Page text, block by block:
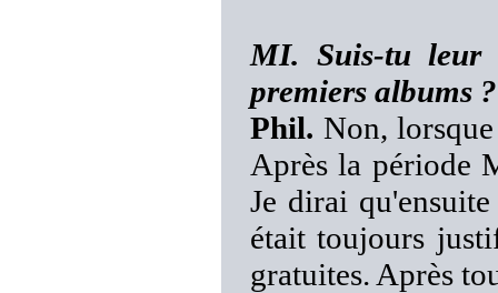
MI. Suis-tu leur
premiers albums ?
Phil. Non,
Après la période
Je dirai
était toujours
gratuites. Après